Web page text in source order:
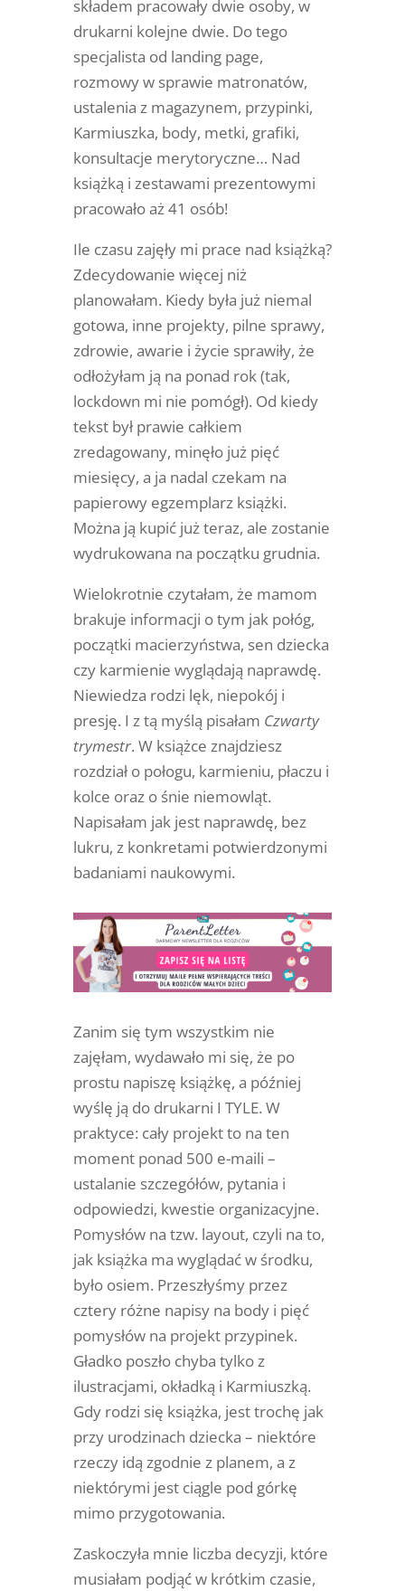
składem pracowały dwie osoby, w
drukarni kolejne dwie. Do tego
specjalista od landing page,
rozmowy w sprawie matronatów,
ustalenia z magazynem, przypinki,
Karmiuszka, body, metki, grafiki,
konsultacje merytoryczne… Nad
książką i zestawami prezentowymi
pracowało aż 41 osób!
Ile czasu zajęły mi prace nad książką?
Zdecydowanie więcej niż
planowałam. Kiedy była już niemal
gotowa, inne projekty, pilne sprawy,
zdrowie, awarie i życie sprawiły, że
odłożyłam ją na ponad rok (tak,
lockdown mi nie pomógł). Od kiedy
tekst był prawie całkiem
zredagowany, minęło już pięć
miesięcy, a ja nadal czekam na
papierowy egzemplarz książki.
Można ją kupić już teraz, ale zostanie
wydrukowana na początku grudnia.
Wielokrotnie czytałam, że mamom
brakuje informacji o tym jak połóg,
początki macierzyństwa, sen dziecka
czy karmienie wyglądają naprawdę.
Niewiedza rodzi lęk, niepokój i
presję. I z tą myślą pisałam Czwarty
trymestr. W książce znajdziesz
rozdział o połogu, karmieniu, płaczu i
kolce oraz o śnie niemowląt.
Napisałam jak jest naprawdę, bez
lukru, z konkretami potwierdzonymi
badaniami naukowymi.
Zanim się tym wszystkim nie
zajęłam, wydawało mi się, że po
prostu napiszę książkę, a później
wyślę ją do drukarni I TYLE. W
praktyce: cały projekt to na ten
moment ponad 500 e-maili –
ustalanie szczegółów, pytania i
odpowiedzi, kwestie organizacyjne.
Pomysłów na tzw. layout, czyli na to,
jak książka ma wyglądać w środku,
było osiem. Przeszłyśmy przez
cztery różne napisy na body i pięć
pomysłów na projekt przypinek.
Gładko poszło chyba tylko z
ilustracjami, okładką i Karmiuszką.
Gdy rodzi się książka, jest trochę jak
przy urodzinach dziecka – niektóre
rzeczy idą zgodnie z planem, a z
niektórymi jest ciągle pod górkę
mimo przygotowania.
Zaskoczyła mnie liczba decyzji, które
musiałam podjąć w krótkim czasie,